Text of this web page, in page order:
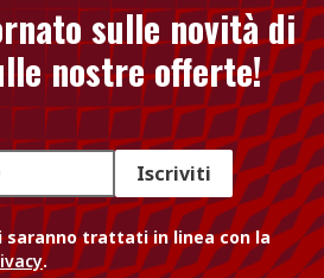
sulle novità di
nostre offerte!
Iscriviti
trattati in linea con la
.